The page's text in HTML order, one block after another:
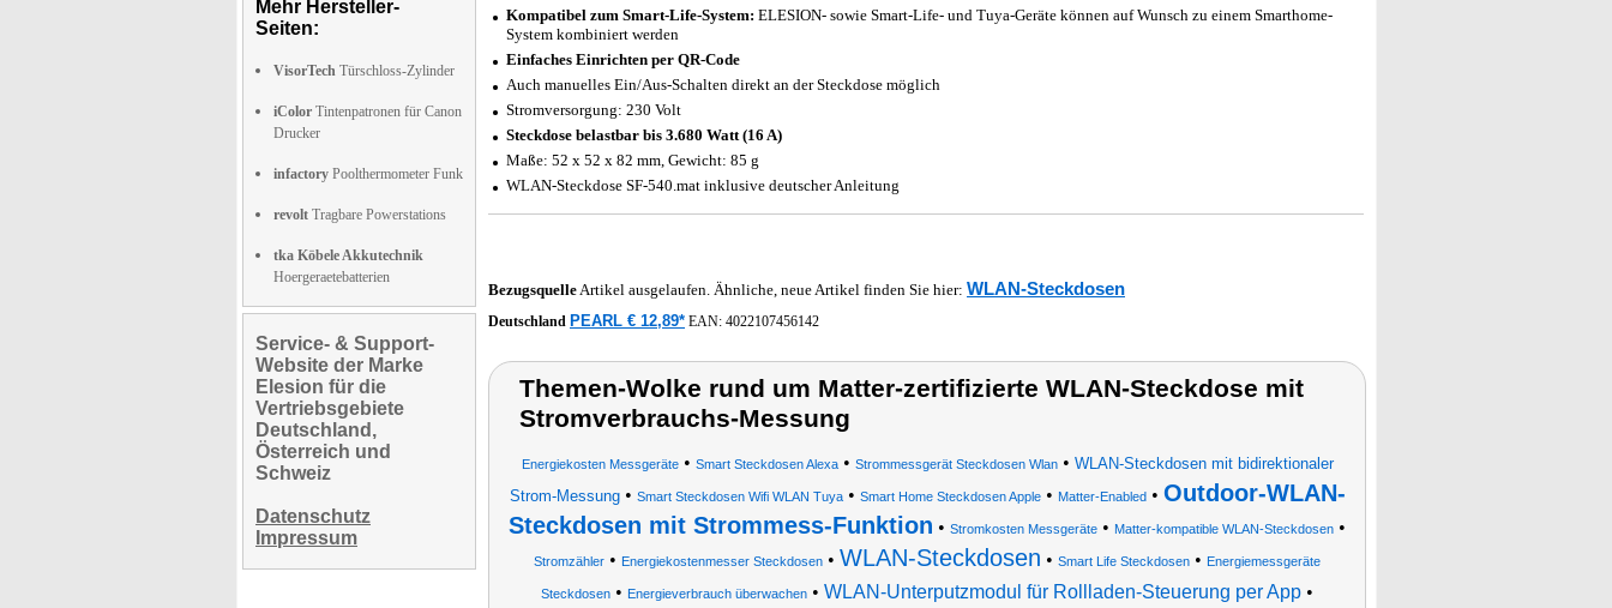
Mehr Hersteller-
Seiten:
VisorTech Türschloss-Zylinder
iColor Tintenpatronen für Canon
Drucker
infactory Poolthermometer Funk
revolt Tragbare Powerstations
tka Köbele Akkutechnik
Hoergeraetebatterien
Service- & Support-
Website der Marke
Elesion für die
Vertriebsgebiete
Deutschland,
Österreich und
Schweiz
Datenschutz
Impressum
Kompatibel zum Smart-Life-System: ELESION- sowie Smart-Life- und Tuya-Geräte können auf Wunsch zu einem Smarthome-
System kombiniert werden
Einfaches Einrichten per QR-Code
Auch manuelles Ein/Aus-Schalten direkt an der Steckdose möglich
Stromversorgung: 230 Volt
Steckdose belastbar bis 3.680 Watt (16 A)
Maße: 52 x 52 x 82 mm, Gewicht: 85 g
WLAN-Steckdose SF-540.mat inklusive deutscher Anleitung
BezugsquelleArtikel ausgelaufen. Ähnliche, neue Artikel finden Sie hier: WLAN-Steckdosen
Deutschland PEARL € 12,89* EAN: 4022107456142
Themen-Wolke rund um Matter-zertifizierte WLAN-Steckdose mit
Stromverbrauchs-Messung
Energiekosten Messgeräte• Smart Steckdosen Alexa• Strommessgerät Steckdosen Wlan• WLAN-Steckdosen mit bidirektionaler
Strom-Messung• Smart Steckdosen Wifi WLAN Tuya• Smart Home Steckdosen Apple• Matter-Enabled• Outdoor-WLAN-
Steckdosen mit Strommess-Funktion • Stromkosten Messgeräte • Matter-kompatible WLAN-Steckdosen •
Stromzähler • Energiekostenmesser Steckdosen • WLAN-Steckdosen • Smart Life Steckdosen • Energiemessgeräte
Steckdosen • Energieverbrauch überwachen • WLAN-Unterputzmodul für Rollladen-Steuerung per App •